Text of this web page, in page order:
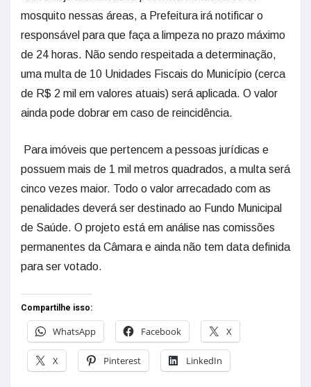
mosquito nessas áreas, a Prefeitura irá notificar o
responsável para que faça a limpeza no prazo máximo
de 24 horas. Não sendo respeitada a determinação,
uma multa de 10 Unidades Fiscais do Município (cerca
de R$ 2 mil em valores atuais) será aplicada. O valor
ainda pode dobrar em caso de reincidência.
Para imóveis que pertencem a pessoas jurídicas e
possuem mais de 1 mil metros quadrados, a multa será
cinco vezes maior. Todo o valor arrecadado com as
penalidades deverá ser destinado ao Fundo Municipal
de Saúde. O projeto está em análise nas comissões
permanentes da Câmara e ainda não tem data definida
para ser votado.
Compartilhe isso:
WhatsApp
Facebook X
X Pinterest LinkedIn